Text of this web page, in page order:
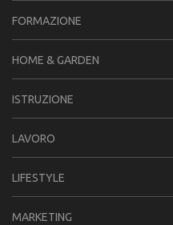
FORMAZIONE
HOME & GARDEN
ISTRUZIONE
LAVORO
LIFESTYLE
MARKETING